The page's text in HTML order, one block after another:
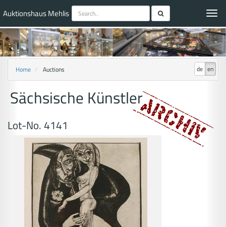
Auktionshaus Mehlis
de en
Home Auctions
Sächsische Künstler
Lot-No. 4141